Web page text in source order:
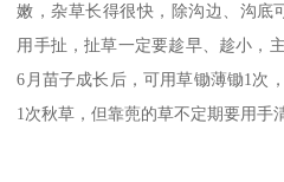
嫩，杂草长得很快，除沟边、沟底
用手扯，扯草一定要趁早、趁小，
6月苗子成长后，可用草锄薄锄1次
1次秋草，但靠蔸的草不定期要用手